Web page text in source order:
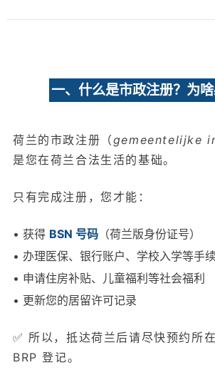
一、什么是市政注册？为啥
荷兰的市政注册（gemeentelijke
是您在荷兰合法生活的基础。
只有完成注册，您才能：
• 获得 BSN 号码 （荷兰版身份证号）
• 办理医保、银行账户、学校入学等手续
• 申请住房补贴、儿童福利等社会福利
• 更新您的居留许可记录
✅ 所以，抵达荷兰后请尽快预约所
BRP 登记。